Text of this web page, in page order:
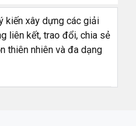
kiến xây dựng các giải
liên kết, trao đổi, chia sẻ
thiên nhiên và đa dạng